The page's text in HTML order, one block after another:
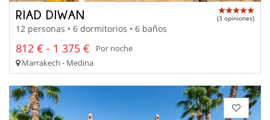
RIAD DIWAN (3 opiniones)
12 personas • 6 dormitorios • 6 baños
812 € - 1 375 €
Por noche
Marrakech - Medina